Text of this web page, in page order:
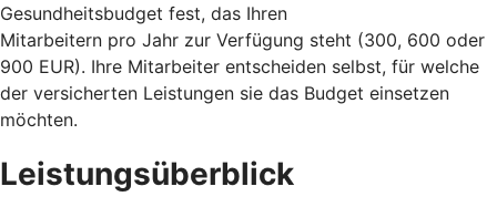
Gesundheitsbudget fest, das Ihren
Mitarbeitern pro Jahr zur Verfügung steht (300, 600 oder
900 EUR). Ihre Mitarbeiter entscheiden selbst, für welche
der versicherten Leistungen sie das Budget einsetzen
möchten.
Leistungsüberblick